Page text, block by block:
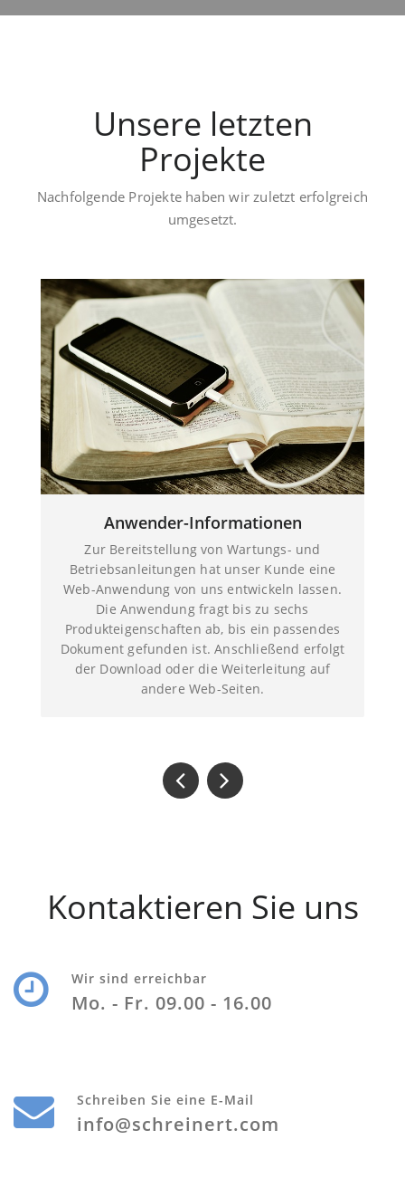
Unsere letzten
Projekte
Nachfolgende Projekte haben wir zuletzt erfolgreich
umgesetzt.
Anwender-Informationen
Zur Bereitstellung von Wartungs- und
Betriebsanleitungen hat unser Kunde eine
Web-Anwendung von uns entwickeln lassen.
Die Anwendung fragt bis zu sechs
Produkteigenschaften ab, bis ein passendes
Dokument gefunden ist. Anschließend erfolgt
der Download oder die Weiterleitung auf
andere Web-Seiten.
Kontaktieren Sie uns
Wir sind erreichbar
Mo. - Fr. 09.00 - 16.00
Schreiben Sie eine E-Mail
info@schreinert.com